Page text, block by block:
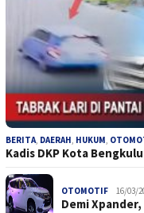
BERITA, DAERAH, HUKUM,
Kadis DKP Kota
OTOMOTIF 16/03/
Demi